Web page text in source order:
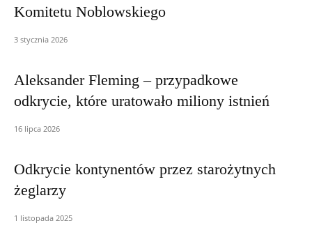
Komitetu Noblowskiego
3 stycznia 2026
Aleksander Fleming – przypadkowe
odkrycie, które uratowało miliony istnień
16 lipca 2026
Odkrycie kontynentów przez starożytnych
żeglarzy
1 listopada 2025